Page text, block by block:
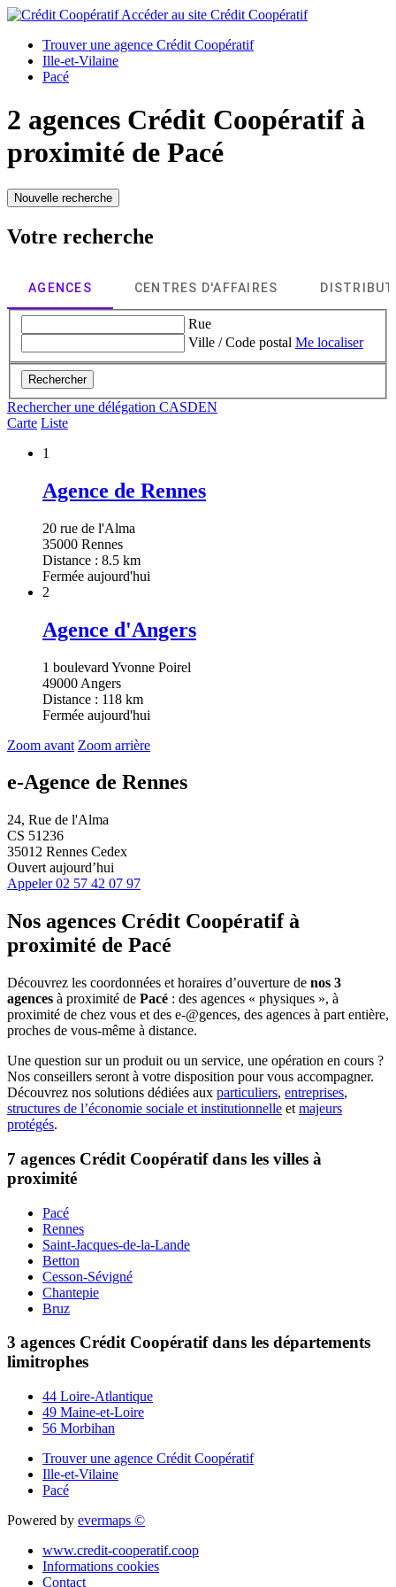
Accéder au site Crédit Coopératif
Trouver une agence Crédit Coopératif
Ille-et-Vilaine
Pacé
2 agences Crédit Coopératif à
proximité de Pacé
Nouvelle recherche
Votre recherche
AGENCES CENTRES D'AFFAIRES
Rue
Ville / Code postal Me localiser
Rechercher
Rechercher une délégation CASDEN
Carte Liste
1
Agence de Rennes
20 rue de l'Alma
35000 Rennes
Distance : 8.5 km
Fermée aujourd'hui
2
Agence d'Angers
1 boulevard Yvonne Poirel
49000 Angers
Distance : 118 km
Fermée aujourd'hui
Zoom avant Zoom arrière
e-Agence de Rennes
24, Rue de l'Alma
CS 51236
35012 Rennes Cedex
Ouvert aujourd’hui
Appeler 02 57 42 07 97
Nos agences Crédit Coopératifà
proximité de Pacé
Découvrez les coordonnées et horaires d’ouverture de nos 3
agences à proximité de Pacé : des agences « physiques », à
proximité de chez vous et des e-@gences, des agences à part entière,
proches de vous-même à distance.
Une question sur un produit ou un service, une opération en cours ?
Nos conseillers seront à votre disposition pour vous accompagner.
Découvrez nos solutions dédiées aux particuliers, entreprises,
structures de l’économie sociale et institutionnelle et majeurs
protégés.
7 agences Crédit Coopératif dans les villes à
proximité
Pacé
Rennes
Saint-Jacques-de-la-Lande
Betton
Cesson-Sévigné
Chantepie
Bruz
3 agences Crédit Coopératif dans les départements
limitrophes
44 Loire-Atlantique
49 Maine-et-Loire
56 Morbihan
Trouver une agence Crédit Coopératif
Ille-et-Vilaine
Pacé
Powered by evermaps ©
www.credit-cooperatif.coop
Informations cookies
Contact